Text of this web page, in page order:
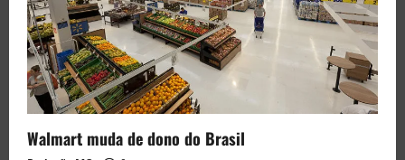
Walmart muda de dono do Brasil